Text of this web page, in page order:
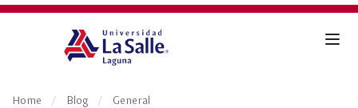
Home Blog General